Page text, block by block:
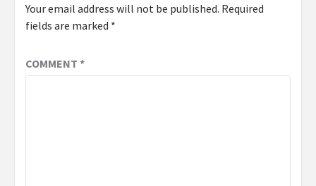
Your email address will not be published. Required
fields are marked *
COMMENT *